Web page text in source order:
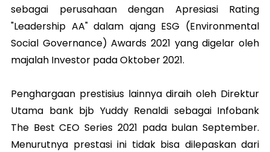
sebagai perusahaan dengan Apresiasi Rating
"Leadership AA" dalam ajang ESG (Environmental
Social Governance) Awards 2021 yang digelar oleh
majalah Investor pada Oktober 2021.
Penghargaan prestisius lainnya diraih oleh Direktur
Utama bank bjb Yuddy Renaldi sebagai Infobank
The Best CEO Series 2021 pada bulan September.
Menurutnya prestasi ini tidak bisa dilepaskan dari